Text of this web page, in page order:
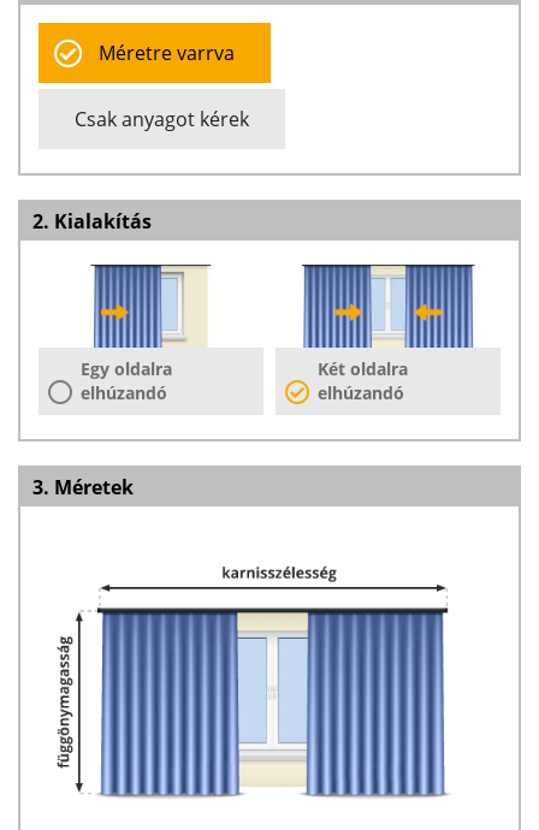
Méretre varrva
Csak anyagot kérek
2. Kialakítás
Egy oldalra
elhúzandó
Két oldalra
elhúzandó
3. Méretek